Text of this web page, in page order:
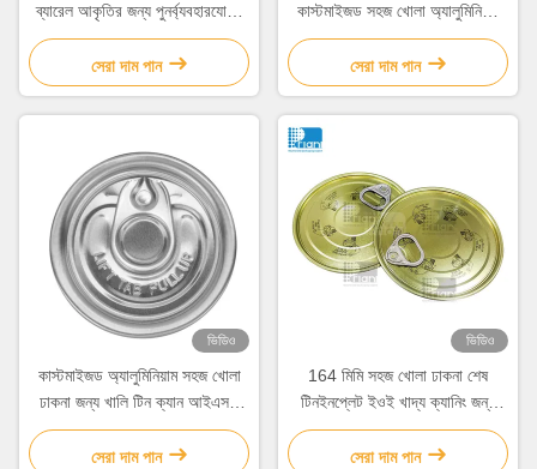
ব্যারেল আকৃতির জন্য পুনর্ব্যবহারযোগ্য
কফি টিন ক্যান
সেরা দাম পান
কাস্টমাইজড সহজ খোলা অ্যালুমিনিয়াম
ক্যান ঢাকনা
সেরা দাম পান
ভিডিও
কাস্টমাইজড অ্যালুমিনিয়াম সহজ খোলা
ঢাকনা জন্য খালি টিন ক্যান আইএসও
সার্টিফিকেশন,
সেরা দাম পান
ভিডিও
164 মিমি সহজ খোলা ঢাকনা শেষ
টিনইনপ্লেট ইওই খাদ্য ক্যানিং জন্য
ঢাকনা আবরণ করতে পারেন
সেরা দাম পান